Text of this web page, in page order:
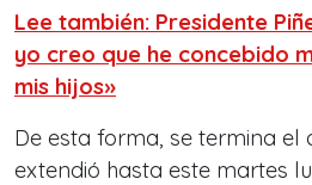
Lee también: Presidente
yo creo que he concebido
mis hijos»
De esta forma, se termina el
extendió hasta este martes